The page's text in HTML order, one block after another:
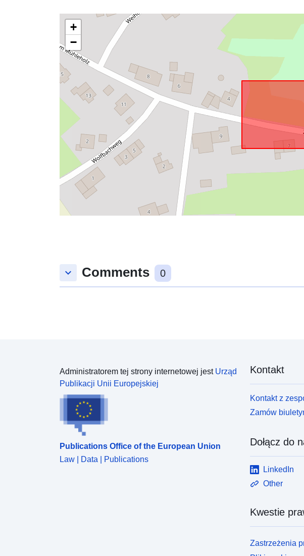
+
−
keyboard_arrow_down Comments 0
Administratorem tej strony internetowej jest Urząd
Publikacji Unii Europejskiej
Publications Office of the European Union
Law | Data | Publications
Kontakt
Kontakt z
Zamów
Dołącz do
LinkedIn
Other
Kwestie
Zastrzeżenia